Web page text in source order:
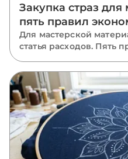
Закупка страз для
пять правил
Для мастерской
статья расходов. Пять
там, где он уместен, и